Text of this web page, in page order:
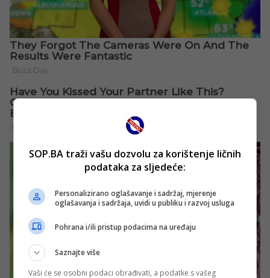
SOP.BA traži vašu dozvolu za korištenje ličnih
podataka za sljedeće:
Personalizirano oglašavanje i sadržaj, mjerenje
oglašavanja i sadržaja, uvidi u publiku i razvoj usluga
Pohrana i/ili pristup podacima na uređaju
Saznajte više
Vaši će se osobni podaci obrađivati, a podatke s vašeg